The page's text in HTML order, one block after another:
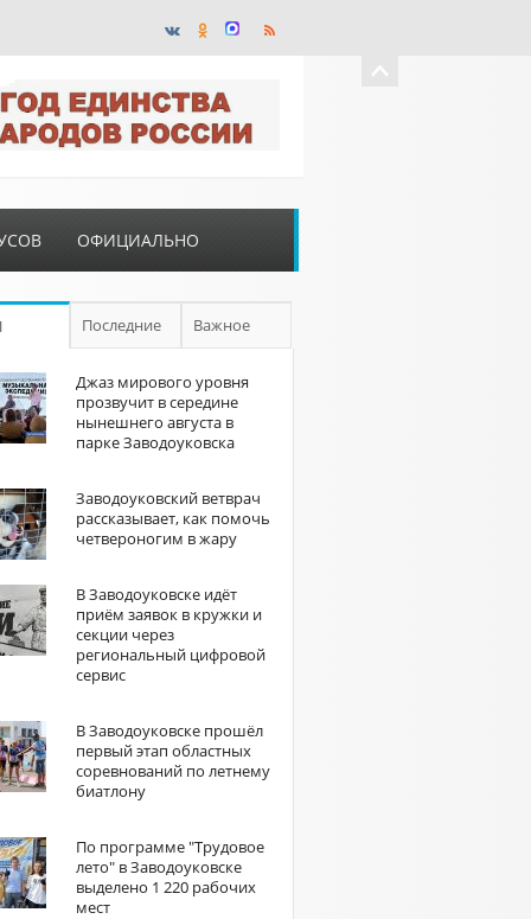
ОФИЦИАЛЬНО
Последние Важное
Джаз мирового уровня
прозвучит в середине
нынешнего августа в
парке Заводоуковска
Заводоуковский ветврач
рассказывает, как помочь
четвероногим в жару
В Заводоуковске идёт
приём заявок в кружки и
секции через
региональный цифровой
сервис
В Заводоуковске прошёл
первый этап областных
соревнований по летнему
биатлону
По программе "Трудовое
лето" в Заводоуковске
выделено 1 220 рабочих
мест